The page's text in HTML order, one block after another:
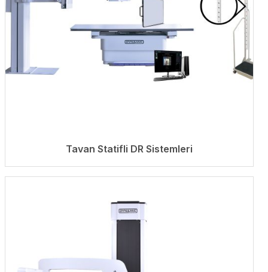
Tavan Statifli DR Sistemleri